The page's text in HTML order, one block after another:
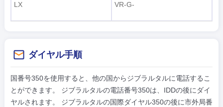
LX
VR-G-
ダイヤル手順
国番号350を使用すると、他の国からジブラルタルに電話するこ
とができます。 ジブラルタルの電話番号350は、IDDの後にダイ
ヤルされます。 ジブラルタルの国際ダイヤル350の後に市外局番